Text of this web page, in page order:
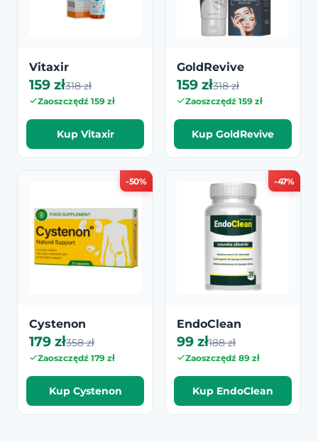
Vitaxir
159 zł318 zł
Zaoszczędź 159 zł
Kup Vitaxir
GoldRevive
159 zł318 zł
Zaoszczędź 159 zł
Kup GoldRevive
-50%
Cystenon
179 zł358 zł
Zaoszczędź 179 zł
Kup Cystenon
-47%
EndoClean
99 zł188 zł
Zaoszczędź 89 zł
Kup EndoClean